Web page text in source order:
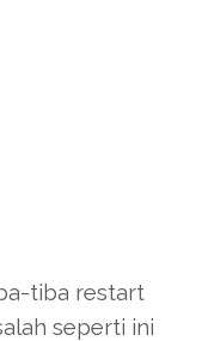
tiba restart
seperti ini